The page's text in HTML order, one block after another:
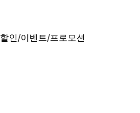
할인/이벤트/프로모션